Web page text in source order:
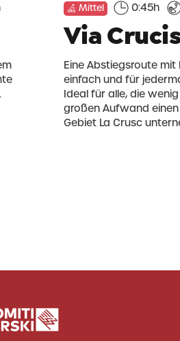
Mittel 0:45h
Via
Eine Abstiegsroute mit
einfach und für
Ideal für alle, die
großen Aufwand
Gebiet La Crusc